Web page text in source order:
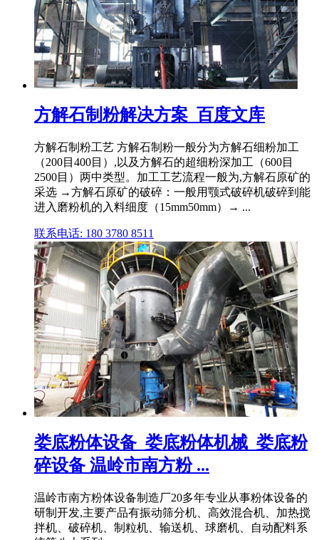
方解石制粉解决方案_百度文库
方解石制粉工艺 方解石制粉一般分为方解石细粉加工
（200目400目）,以及方解石的超细粉深加工（600目
2500目）两中类型。加工工艺流程一般为,方解石原矿的
采选 →方解石原矿的破碎：一般用颚式破碎机破碎到能
进入磨粉机的入料细度（15mm50mm）→ ...
联系电话: 180 3780 8511
娄底粉体设备_娄底粉体机械_娄底粉
碎设备 温岭市南方粉 ...
温岭市南方粉体设备制造厂20多年专业从事粉体设备的
研制开发,主要产品有振动筛分机、高效混合机、加热搅
拌机、破碎机、制粒机、输送机、球磨机、自动配料系